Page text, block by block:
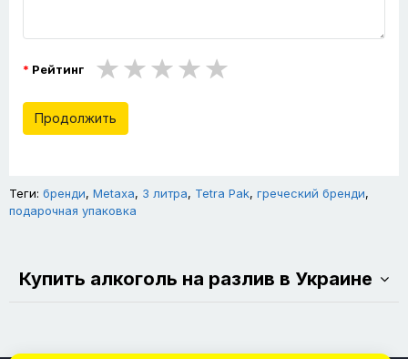
Рейтинг
Продолжить
Теги: бренди, Metaxa, 3 литра, Tetra Pak, греческий бренди,
подарочная упаковка
Купить алкоголь на разлив в Украине